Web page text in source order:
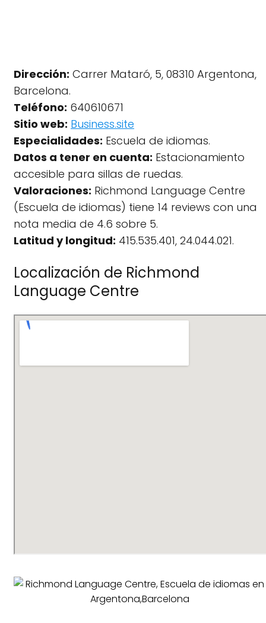
Dirección: Carrer Mataró, 5, 08310 Argentona,
Barcelona.
Teléfono: 640610671
Sitio web: Business.site
Especialidades: Escuela de idiomas.
Datos a tener en cuenta: Estacionamiento
accesible para sillas de ruedas.
Valoraciones: Richmond Language Centre
(Escuela de idiomas) tiene 14 reviews con una
nota media de 4.6 sobre 5.
Latitud y longitud: 415.535.401, 24.044.021.
Localización de Richmond
Language Centre